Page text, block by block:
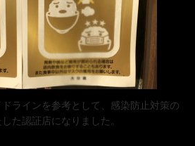
ドラインを参考として、感染防止対策の
た認証店になりました。